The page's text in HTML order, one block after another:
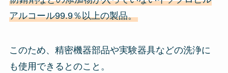
アルコール99.9％以上の製品。
このため、精密機器部品や実験器具などの洗浄に
も使用できるとのこと。